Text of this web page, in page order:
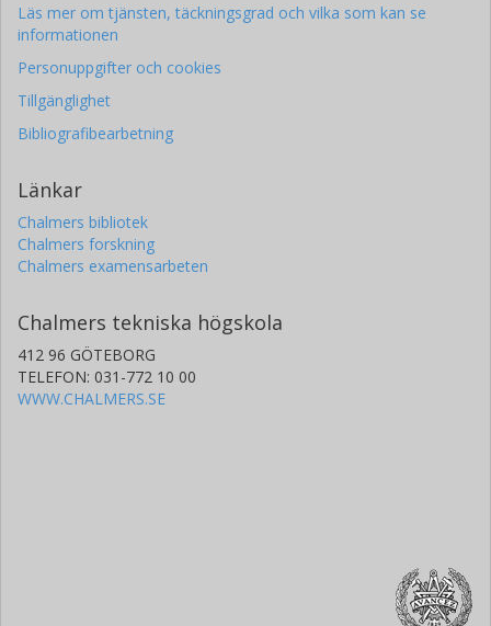
Läs mer om tjänsten, täckningsgrad och vilka som kan se
informationen
Personuppgifter och cookies
Tillgänglighet
Bibliografibearbetning
Länkar
Chalmers bibliotek
Chalmers forskning
Chalmers examensarbeten
Chalmers tekniska högskola
412 96 GÖTEBORG
TELEFON: 031-772 10 00
WWW.CHALMERS.SE